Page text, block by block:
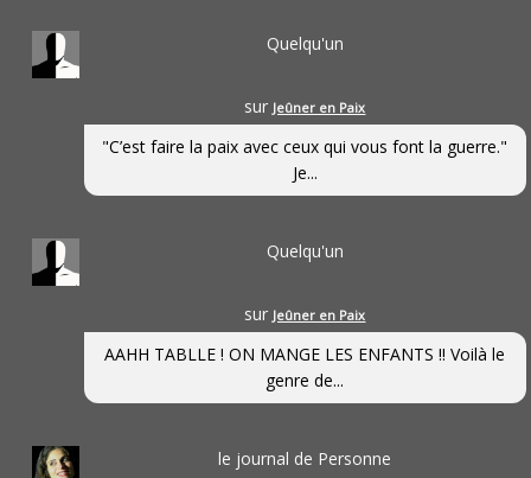
Quelqu'un
sur Jeûner en Paix
"C’est faire la paix avec ceux qui vous font la guerre."
Je...
Quelqu'un
sur Jeûner en Paix
AAHH TABLLE ! ON MANGE LES ENFANTS !! Voilà le
genre de...
le journal de Personne